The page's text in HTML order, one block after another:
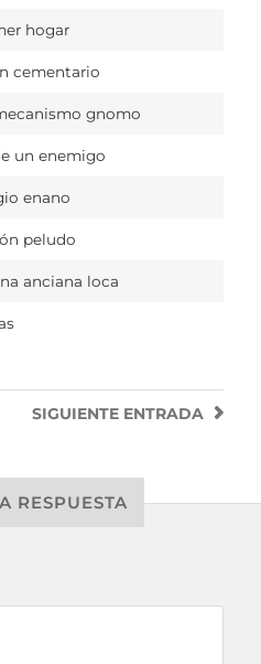
hogar
cementario
gnomo
un enemigo
enano
peludo
anciana loca
SIGUIENTE ENTRADA
RESPUESTA